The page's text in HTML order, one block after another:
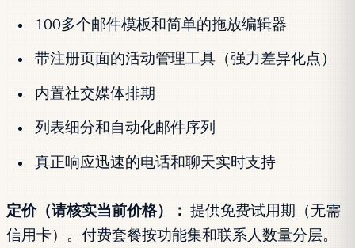
100多个邮件模板和简单的拖放编辑器
带注册页面的活动管理工具（强力差异化点）
内置社交媒体排期
列表细分和自动化邮件序列
真正响应迅速的电话和聊天实时支持
定价（请核实当前价格）： 提供免费试用期（无需
信用卡）。付费套餐按功能集和联系人数量分层。